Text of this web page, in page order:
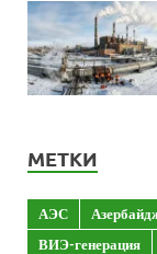
МЕТКИ
АЭС
ВИЭ-генерация